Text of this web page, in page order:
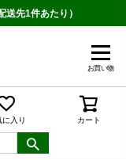
先1件あたり）
お買い物
に入り カート